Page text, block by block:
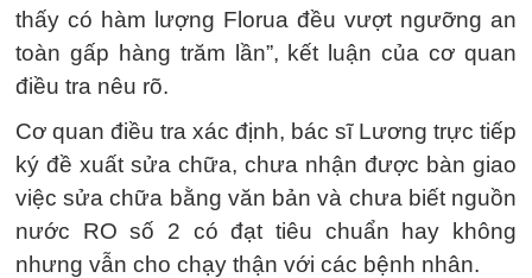
thấy có hàm lượng Florua đều vượt ngưỡng an
toàn gấp hàng trăm lần”, kết luận của cơ quan
điều tra nêu rõ.
Cơ quan điều tra xác định, bác sĩ Lương trực tiếp
ký đề xuất sửa chữa, chưa nhận được bàn giao
việc sửa chữa bằng văn bản và chưa biết nguồn
nước RO số 2 có đạt tiêu chuẩn hay không
nhưng vẫn cho chạy thận với các bệnh nhân.